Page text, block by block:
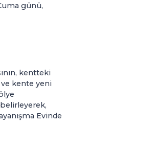
günü,
kentteki
kente yeni
Evinde